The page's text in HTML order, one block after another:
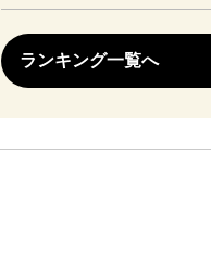
ランキング一覧へ